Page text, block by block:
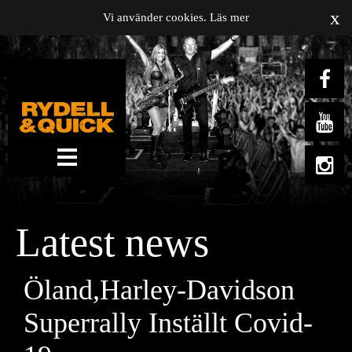
News
Music
Gigs
Gallery
Videos
Latest news
Öland,Harley-Davidson
Superrally Inställt Covid-
Vi använder cookies. Läs mer x